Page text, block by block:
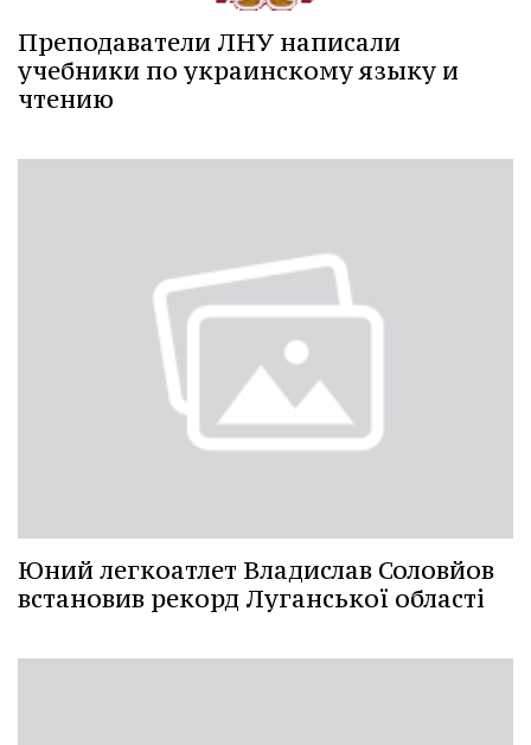
Преподаватели ЛНУ написали
учебники по украинскому языку и
чтению
Юний легкоатлет Владислав Соловйов
встановив рекорд Луганської області